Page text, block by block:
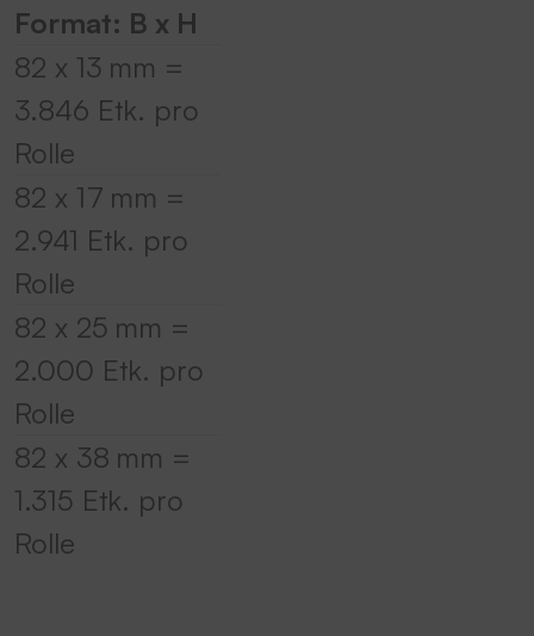
Format: B x H
82 x 13 mm =
3.846 Etk. pro
Rolle
82 x 17 mm =
2.941 Etk. pro
Rolle
82 x 25 mm =
2.000 Etk. pro
Rolle
82 x 38 mm =
1.315 Etk. pro
Rolle